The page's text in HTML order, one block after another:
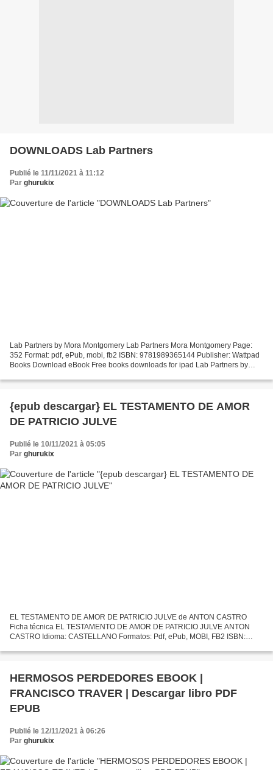
DOWNLOADS Lab Partners
Publié le 11/11/2021 à 11:12
Par ghurukix
Lab Partners by Mora Montgomery Lab Partners Mora Montgomery Page:
352 Format: pdf, ePub, mobi, fb2 ISBN: 9781989365144 Publisher: Wattpad
Books Download eBook Free books downloads for ipad Lab Partners by
{epub descargar} EL TESTAMENTO DE AMOR
DE PATRICIO JULVE
Publié le 10/11/2021 à 05:05
Par ghurukix
EL TESTAMENTO DE AMOR DE PATRICIO JULVE de ANTON CASTRO
Ficha técnica EL TESTAMENTO DE AMOR DE PATRICIO JULVE ANTON
CASTRO Idioma: CASTELLANO Formatos: Pdf, ePub, MOBI, FB2 ISBN:
Descargar...
HERMOSOS PERDEDORES EBOOK |
FRANCISCO TRAVER | Descargar libro PDF
EPUB
Publié le 12/11/2021 à 06:26
Par ghurukix